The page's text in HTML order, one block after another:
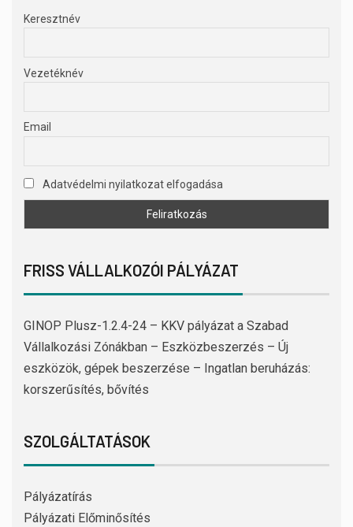
Keresztnév
Vezetéknév
Email
Adatvédelmi nyilatkozat elfogadása
FRISS VÁLLALKOZÓI PÁLYÁZAT
GINOP Plusz-1.2.4-24 – KKV pályázat a Szabad
Vállalkozási Zónákban – Eszközbeszerzés – Új
eszközök, gépek beszerzése – Ingatlan beruházás:
korszerűsítés, bővítés
SZOLGÁLTATÁSOK
Pályázatírás
Pályázati Előminősítés